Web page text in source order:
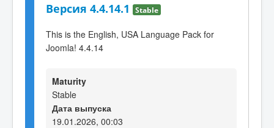
Версия 4.4.14.1 Stable
This is the English, USA Language Pack for
Joomla! 4.4.14
Maturity
Stable
Дата выпуска
19.01.2026, 00:03